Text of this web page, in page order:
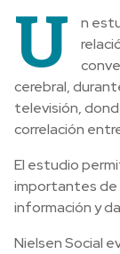
U
n
cerebral,
televisión,
correlación
El estudio
importantes de
información y
Nielsen Social